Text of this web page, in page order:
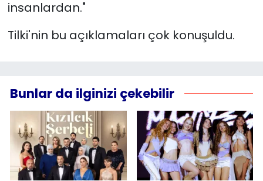
insanlardan."
Tilki'nin bu açıklamaları çok konuşuldu.
Bunlar da ilginizi çekebilir